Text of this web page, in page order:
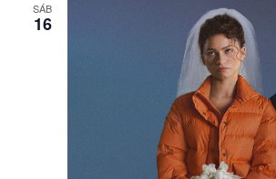
SÁB
16